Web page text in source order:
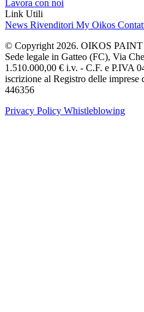
Lavora con noi
Link Utili
News Rivenditori My Oikos
© Copyright 2026. OIKOS PAINT
Sede legale in Gatteo (FC), Via
1.510.000,00 € i.v. - C.F. e P.IVA
iscrizione al Registro delle
446356
Privacy Policy Whistleblowing